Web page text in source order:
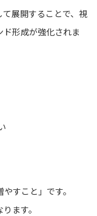
展開することで、視
形成が強化されま
すこと」です。
ます。